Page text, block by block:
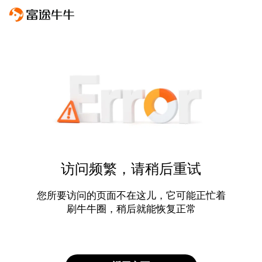
访问频繁，请稍后重试
您所要访问的页面不在这儿，它可能正忙着
刷牛牛圈，稍后就能恢复正常